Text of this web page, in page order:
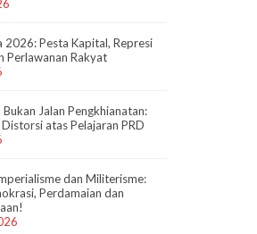
2026: Pesta Kapital, Represi
Perlawanan Rakyat
Bukan Jalan Pengkhianatan:
atas Pelajaran PRD
dan Militerisme:
Perdamaian dan